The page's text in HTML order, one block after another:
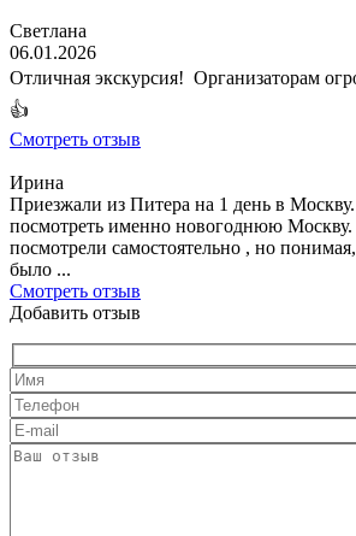
Светлана
06.01.2026
Отличная экскурсия! Организаторам
👍
Смотреть отзыв
Ирина
Приезжали из Питера на 1 день в
посмотреть именно новогоднюю
посмотрели самостоятельно , но
было ...
Смотреть отзыв
Добавить отзыв